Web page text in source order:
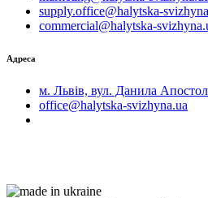
supply.office@halytska-
commercial@halytska-
Адреса
м. Львів, вул. Данила
office@halytska-svizhyna.ua